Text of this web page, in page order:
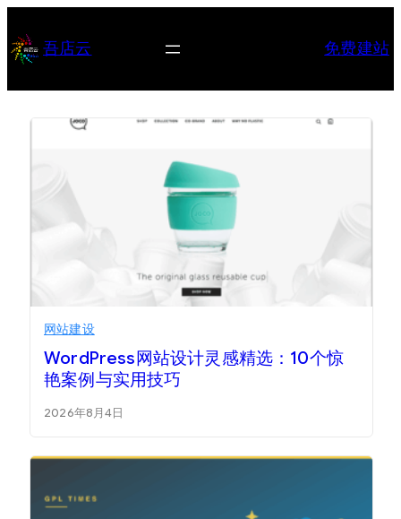
至
吾店云 免费建站
网站建设
WordPress网站设计灵感精选：10个惊
艳案例与实用技巧
2026年8月4日